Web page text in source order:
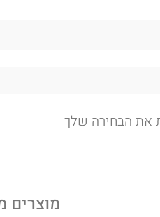
את הבחירה שלך
מוצרים